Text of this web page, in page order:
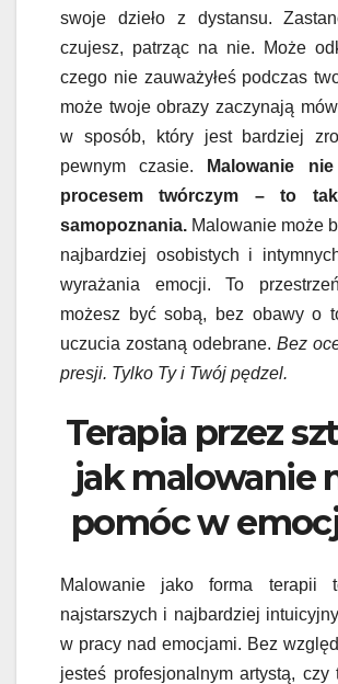
swoje dzieło z dystansu.
czujesz, patrząc na nie. Może
czego nie zauważyłeś podczas
może twoje obrazy zaczynają
w sposób, który jest bardziej
pewnym czasie.
Malowanie
procesem twórczym – to
samopoznania. Malowanie może
najbardziej osobistych i
wyrażania emocji. To
możesz być sobą, bez obawy o
uczucia zostaną odebrane. Bez
presji. Tylko Ty i Twój pędzel.
Terapia przez
jak malowanie
pomóc w
Malowanie jako forma terapii
najstarszych i najbardziej
w pracy nad emocjami. Bez
jesteś profesjonalnym artystą, czy